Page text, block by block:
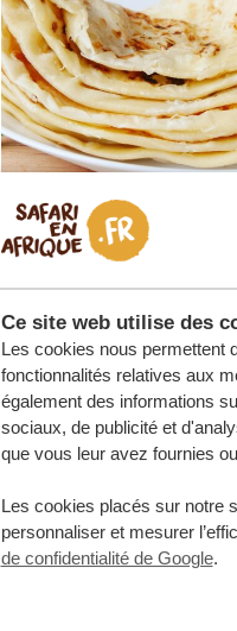
Ce site web utilise des
Les cookies nous permettent
fonctionnalités relatives aux
également des informations
sociaux, de publicité et
que vous leur avez fournies
Les cookies placés sur notre
personnaliser et mesurer
de confidentialité de Google.